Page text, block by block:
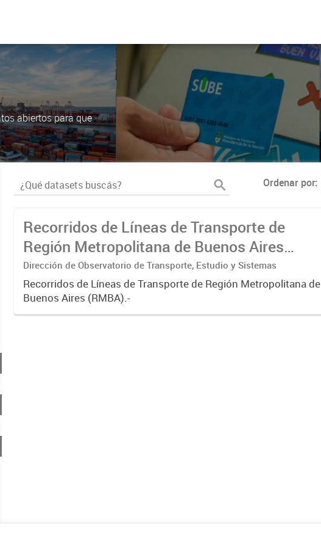
abiertos para que
Ordenar por
Recorridos de Líneas de Transporte de
Región Metropolitana de Buenos Aires
(RMBA)
Dirección de Observatorio de Transporte, Estudio y Sistemas
Recorridos de Líneas de Transporte de Región Metropolitana de
Buenos Aires (RMBA).-